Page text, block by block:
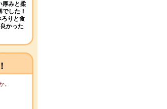
厚みと柔
した！
ろりと食
かった
。